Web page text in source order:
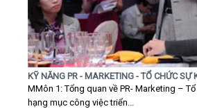
KỸ NĂNG PR - MARKETING - TỔ CHỨC SỰ
MMôn 1: Tổng quan về PR- Marketing –
hạng mục công việc triển...